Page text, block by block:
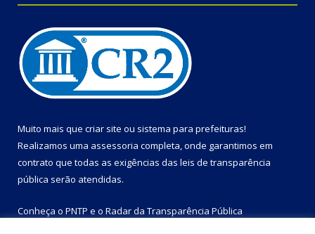
Muito mais que criar site ou sistema para prefeituras!
Realizamos uma assessoria completa, onde garantimos em
contrato que todas as exigências das leis de transparência
pública serão atendidas.
Conheça o PNTP e o Radar da Transparência Pública